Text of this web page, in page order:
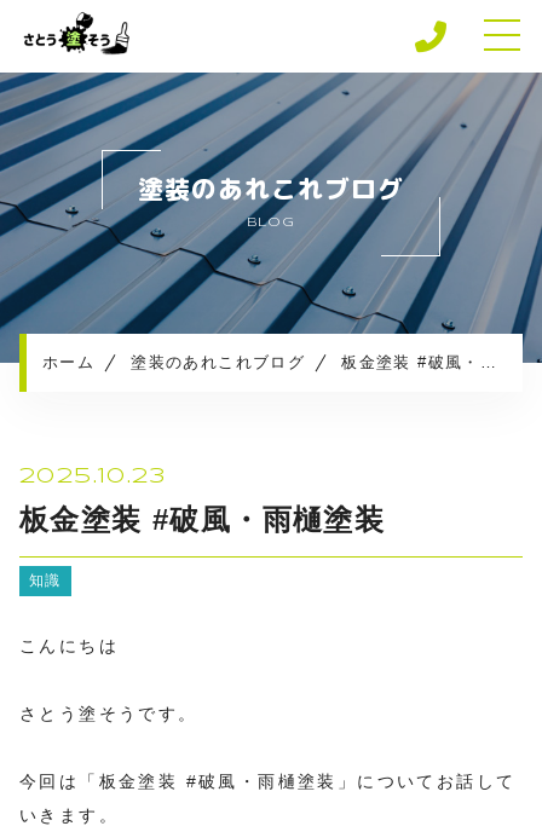
ホーム
専門店の強み
さとう塗そうの安心保障
施工メニュー
施工実績
施工の流れ
塗装のあれこれブログ
BLOG
ホーム 塗装のあれこれブログ 板金塗装 #破風・雨樋塗装
2025.10.23
板金塗装 #破風・雨樋塗装
知識
こんにちは
さとう塗そうです。
今回は「板金塗装 #破風・雨樋塗装」についてお話して
いきます。